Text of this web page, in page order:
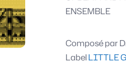
ENSEMBLE
Composé par
LabelLITTLE